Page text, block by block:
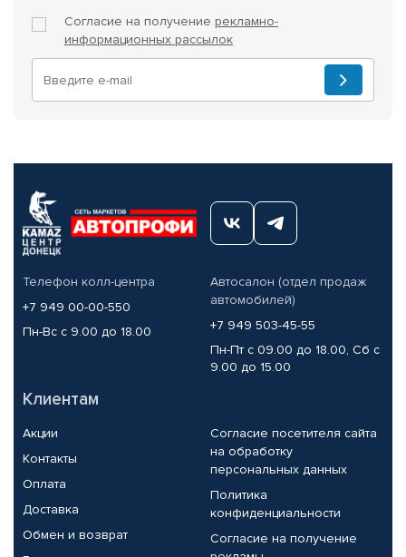
Согласие на получение рекламно-
информационных рассылок
Телефон колл-центра
+7 949 00-00-550
Пн-Вс с 9.00 до 18.00
Автосалон (отдел продаж
автомобилей)
+7 949 503-45-55
Пн-Пт с 09.00 до 18.00, Сб с
9.00 до 15.00
Клиентам
Акции
Контакты
Оплата
Доставка
Обмен и возврат
Согласие посетителя сайта
на обработку
персональных данных
Политика
конфиденциальности
Согласие на получение